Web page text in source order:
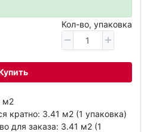
Кол-во, упаковка
м2
кратно: 3.41 м2 (1 упаковка)
для заказа: 3.41 м2 (1